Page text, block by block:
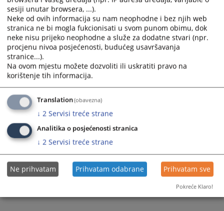
Vozila
Ostale prodaje
sesiji unutar browsera, ...).
Neke od ovih informacija su nam neophodne i bez njih web
stranica ne bi mogla fukcionisati u svom punom obimu, dok
neke nisu prijeko neophodne a služe za dodatne stvari (npr.
procjenu nivoa posjećenosti, budućeg usavršavanja
stranice...).
Na ovom mjestu možete dozvoliti ili uskratiti pravo na
korištenje tih informacija.
Translation(obavezna)
↓ 2 Servisi treće strane
Analitika o posjećenosti stranica
↓ 2 Servisi treće strane
Ne prihvatam Prihvatam odabrane Prihvatam sve
Pokreće Klaro!